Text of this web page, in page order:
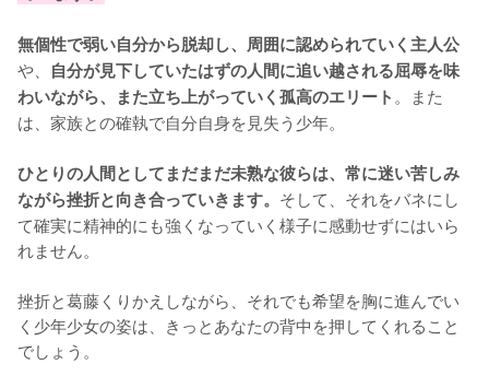
無個性で弱い自分から脱却し、周囲に認められていく主人公
や、 自分が見下していたはずの人間に追い越される屈辱を味
わいながら、また立ち上がっていく孤高のエリート 。また
は、家族との確執で自分自身を見失う少年。
ひとりの人間としてまだまだ未熟な彼らは、常に迷い苦しみ
ながら挫折と向き合っていきます。 そして、それをバネにし
て確実に精神的にも強くなっていく様子に感動せずにはいら
れません。
挫折と葛藤くりかえしながら、それでも希望を胸に進んでい
く少年少女の姿は、きっとあなたの背中を押してくれること
でしょう。